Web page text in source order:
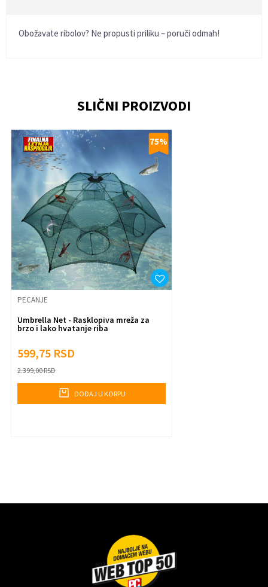
Obožavate ribolov? Ne propusti priliku – poruči odmah!
Poruka
Anti-spam zaštita - izračunajte koliko je 6 - 1 :
SLIČNI PROIZVODI
75%
PECANJE
Umbrella Net - Rasklopiva mreža za
brzo i lako hvatanje riba
599,75 RSD
2.399,00RSD
DODAJ U KORPU